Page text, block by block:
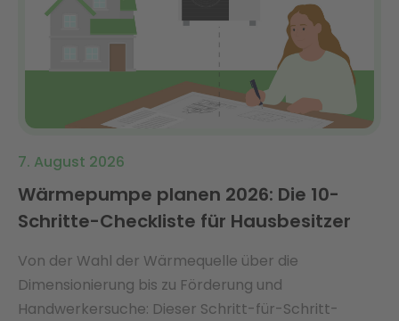
7. August 2026
Wärmepumpe planen 2026: Die 10-
Schritte-Checkliste für Hausbesitzer
Von der Wahl der Wärmequelle über die
Dimensionierung bis zu Förderung und
Handwerkersuche: Dieser Schritt-für-Schritt-